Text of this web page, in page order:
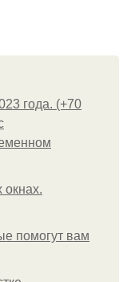
года. (+70
окнах.
помогут вам